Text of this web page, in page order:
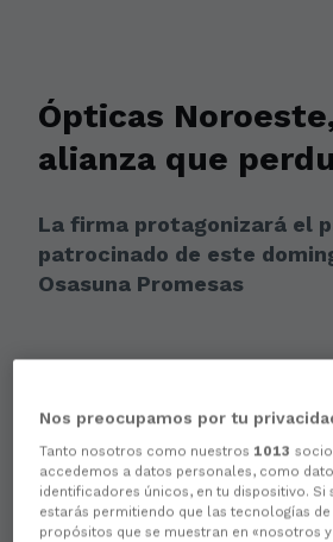
Ópticas
alianza que
La firma protagonizará el
patrocinado de este
Osasuna Promesas
Nos preocupamos por tu
Tanto nosotros como nuestros 1013
accedemos a datos personales, como
identificadores únicos, en tu dispositivo. Si
estarás permitiendo que las tecnologías
propósitos que se muestran en «nosotros